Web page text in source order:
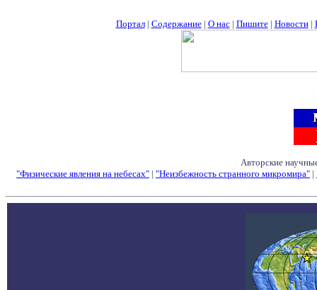
Портал| Содержание| О нас| Пишите| Новости|
Авторские
"Физические явления на небесах" | "Неизбежность странного микромира" |